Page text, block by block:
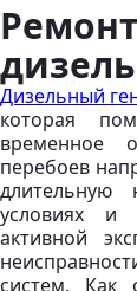
Дизельный
которая
временное
перебоев
длительную
условиях и
активной
систем. Как